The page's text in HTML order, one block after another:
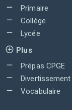
Primaire
Collège
Lycée
Plus
Prépas CPGE
Divertissement
Vocabulaire